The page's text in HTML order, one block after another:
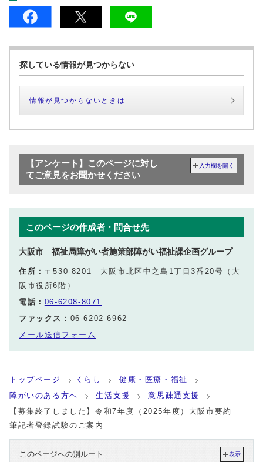
探している情報が見つからない
情報が見つからないときは
【アンケート】このページに対し
てご意見をお聞かせください
入力欄を開く
このページの作成者・問合せ先
大阪市 福祉局障がい者施策部障がい福祉課企画グループ
住所： 〒530-8201 大阪市北区中之島1丁目3番20号（大
阪市役所6階）
電話： 06-6208-8071
ファックス： 06-6202-6962
メール送信フォーム
トップページ くらし
健康・医療・福祉
障がいのある方へ
生活支援
意思疎通支援
【募集終了しました】令和7年度（2025年度）大阪市要約
筆記者登録試験のご案内
このページへの別ルート 表示